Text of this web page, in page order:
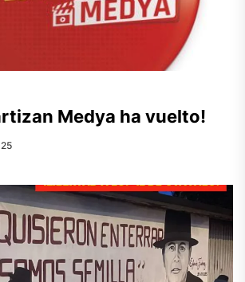
Medya ha vuelto!